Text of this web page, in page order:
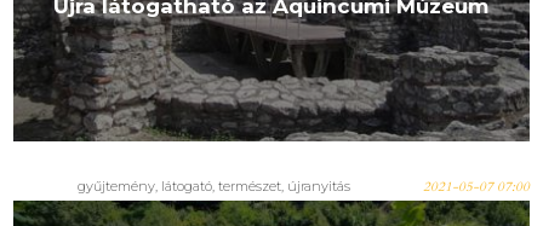
Újra látogatható az Aquincumi Múzeum
gyűjtemény, látogató, természet, újranyitás 2021-05-07 07:00